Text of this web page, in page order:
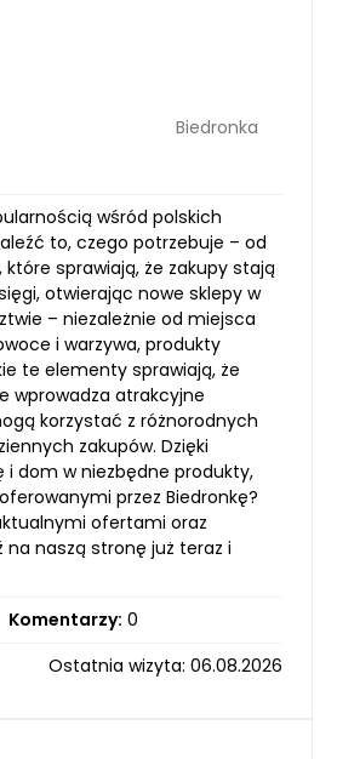
Biedronka
wśród polskich
to, czego potrzebuje – od
sprawiają, że zakupy stają
otwierając nowe sklepy w
– niezależnie od miejsca
i warzywa, produkty
te elementy sprawiają, że
wprowadza atrakcyjne
korzystać z różnorodnych
zakupów. Dzięki
dom w niezbędne produkty,
przez Biedronkę?
ofertami oraz
na naszą stronę już teraz i
Komentarzy: 0
Ostatnia wizyta: 06.08.2026